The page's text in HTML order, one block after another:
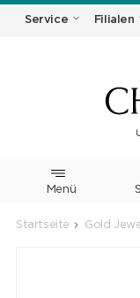
Service Filialen
Menü
Startseite Gold